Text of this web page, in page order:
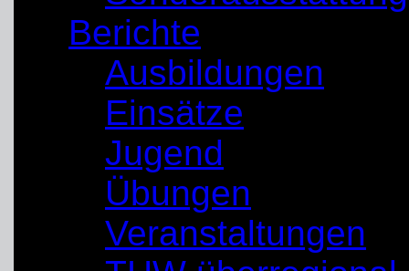
Berichte
Ausbildungen
Einsätze
Jugend
Übungen
Veranstaltungen